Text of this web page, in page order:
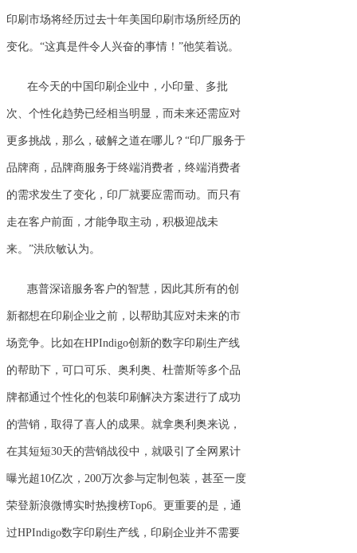
印刷市场将经历过去十年美国印刷市场所经历的
变化。“这真是件令人兴奋的事情！”他笑着说。
在今天的中国印刷企业中，小印量、多批
次、个性化趋势已经相当明显，而未来还需应对
更多挑战，那么，破解之道在哪儿？“印厂服务于
品牌商，品牌商服务于终端消费者，终端消费者
的需求发生了变化，印厂就要应需而动。而只有
走在客户前面，才能争取主动，积极迎战未
来。”洪欣敏认为。
惠普深谙服务客户的智慧，因此其所有的创
新都想在印刷企业之前，以帮助其应对未来的市
场竞争。比如在HPIndigo创新的数字印刷生产线
的帮助下，可口可乐、奥利奥、杜蕾斯等多个品
牌都通过个性化的包装印刷解决方案进行了成功
的营销，取得了喜人的成果。就拿奥利奥来说，
在其短短30天的营销战役中，就吸引了全网累计
曝光超10亿次，200万次参与定制包装，甚至一度
荣登新浪微博实时热搜榜Top6。更重要的是，通
过HPIndigo数字印刷生产线，印刷企业并不需要